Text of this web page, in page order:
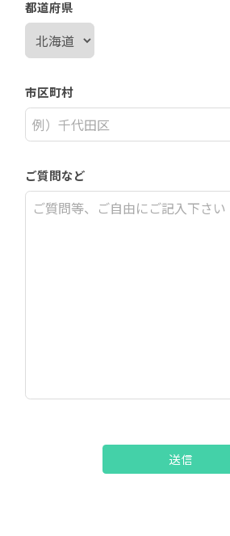
都道府県
市区町村
ご質問など
送信